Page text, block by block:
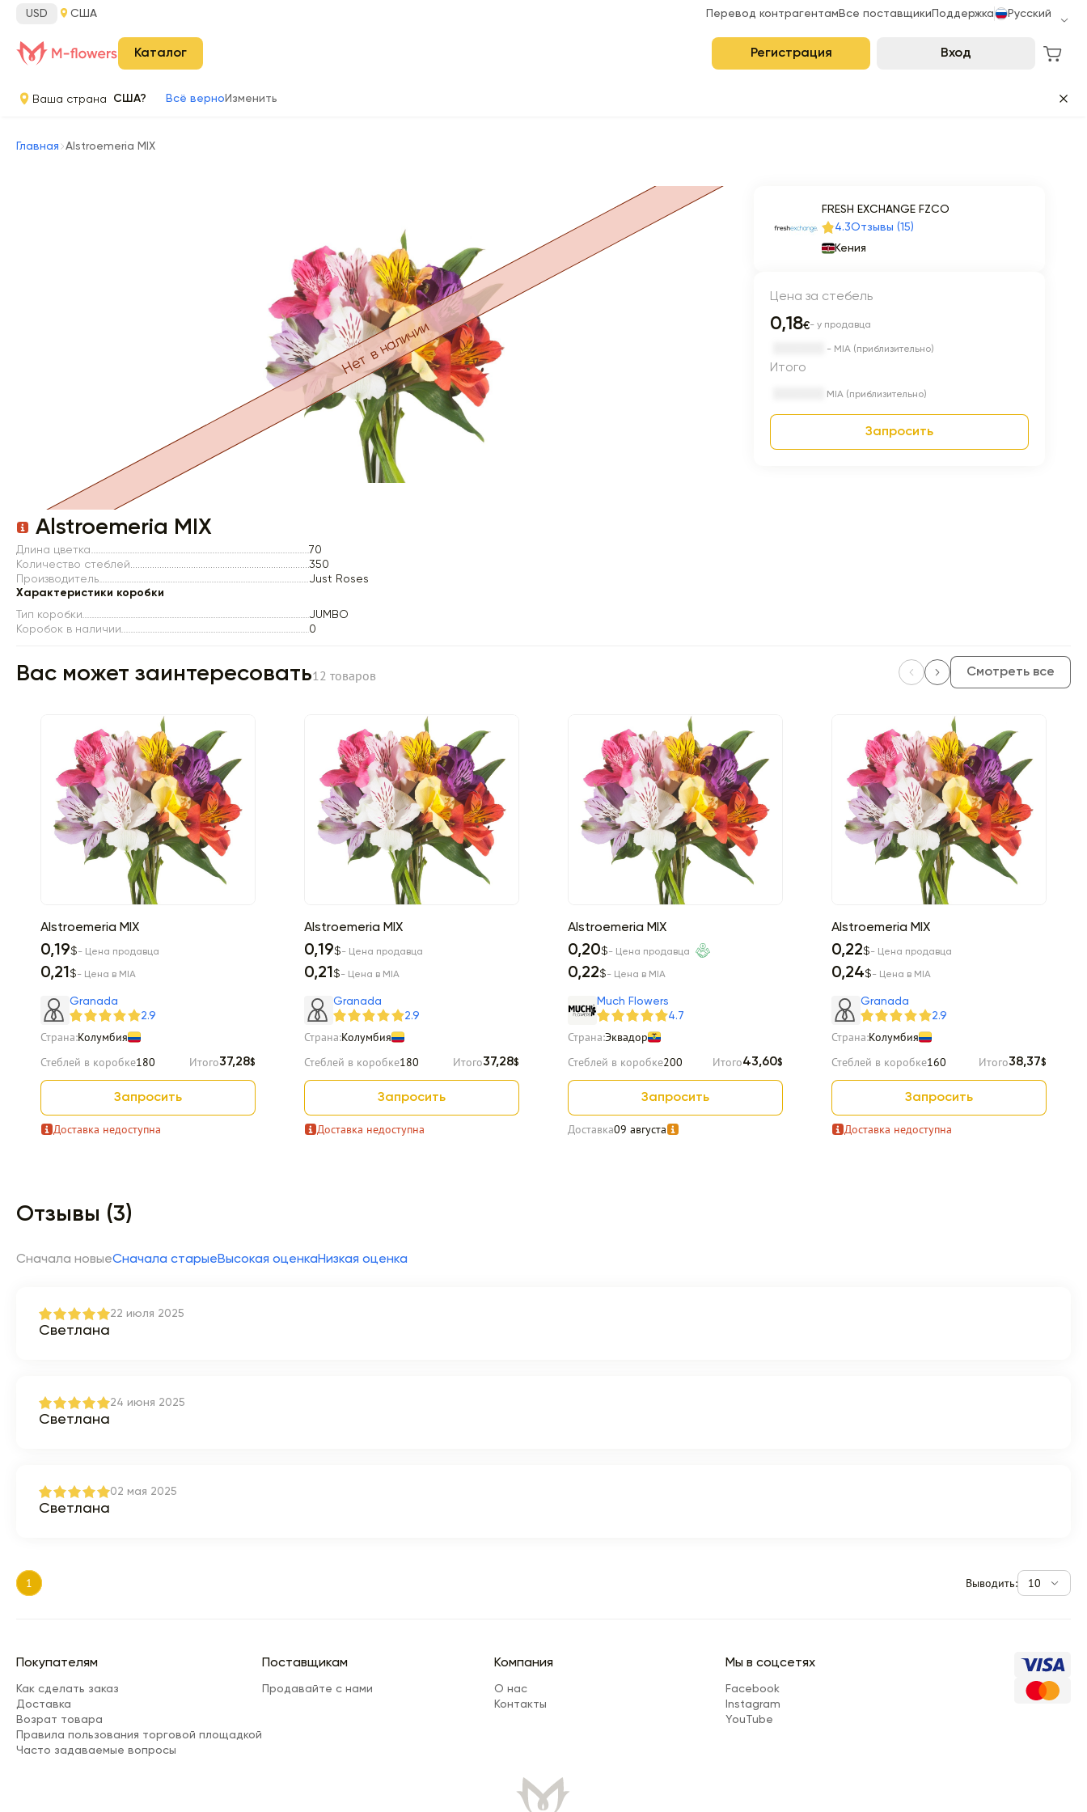
USD США Перевод контрагентам Все поставщики Поддержка Русский
Каталог Регистрация Вход
Ваша страна США? Всё верно Изменить
Главная Alstroemeria MIX
Item 1 of 1
Нет в наличии
Alstroemeria MIX
Длина цветка
70
Количество стеблей
350
Производитель
Just Roses
Характеристики коробки
Тип коробки
JUMBO
Коробок в наличии
0
FRESH EXCHANGE FZCO
4.3Отзывы (15)
Кения
Цена за стебель
0,18€- у продавца
- MIA (приблизительно)
Итого
MIA (приблизительно)
Запросить
Вас может заинтересовать12 товаров Смотреть все
Alstroemeria MIX
0,19$- Цена продавца
0,21$- Цена в MIA
Granada
2.9
Страна:Колумбия
Стеблей в коробке180 Итого37,28$
Запросить
Доставка недоступна
Alstroemeria MIX
0,19$- Цена продавца
0,21$- Цена в MIA
Granada
2.9
Страна:Колумбия
Стеблей в коробке180 Итого37,28$
Запросить
Доставка недоступна
Alstroemeria MIX
0,20$- Цена продавца
0,22$- Цена в MIA
Much Flowers
4.7
Страна:Эквадор
Стеблей в коробке200 Итого43,60$
Запросить
Доставка09 августа
Alstroemeria MIX
0,22$- Цена продавца
0,24$- Цена в MIA
Granada
2.9
Страна:Колумбия
Стеблей в коробке160 Итого38,37$
Запросить
Доставка недоступна
Отзывы (3)
Сначала новыеСначала старыеВысокая оценкаНизкая оценка
22 июля 2025
Светлана
24 июня 2025
Светлана
02 мая 2025
Светлана
1 Выводить: 10
Покупателям
Как сделать заказ
Доставка
Возрат товара
Правила пользования торговой площадкой
Часто задаваемые вопросы
Поставщикам
Продавайте с нами
Компания
О нас
Контакты
Мы в соцсетях
Facebook
Instagram
YouTube